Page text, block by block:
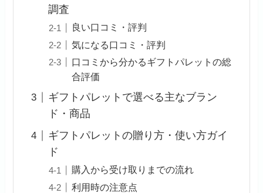
調査
良い口コミ・評判
気になる口コミ・評判
口コミから分かるギフトパレットの総
合評価
ギフトパレットで選べる主なブラン
ド・商品
ギフトパレットの贈り方・使い方ガイ
ド
購入から受け取りまでの流れ
利用時の注意点